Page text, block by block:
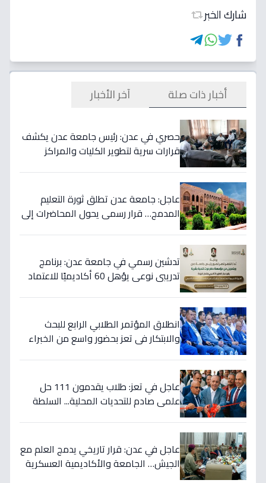
شارك الخبر
أخبار ذات صلة آخر الأخبار
حصري في عدن: رئيس جامعة عدن يكشف
قرارات سرية لتطوير الكليات والمراكز
عاجل: جامعة عدن تطلق ثورة التعليم
المدمج… قرار رسمي يحول المحاضرات إلى
تدشين رسمي في جامعة عدن: برنامج
تدريبي نوعي يؤهل 60 أكاديميًا للاعتماد
انطلاق المؤتمر الطلابي الرابع للبحث
والابتكار في تعز بحضور واسع من الخبراء
عاجل في تعز: طلاب يقدمون 111 حل
علمي صادم للتحديات المحلية... السلطة
عاجل في عدن: قرار تاريخي يدمج العلم مع
الجيش… الجامعة والأكاديمية العسكرية